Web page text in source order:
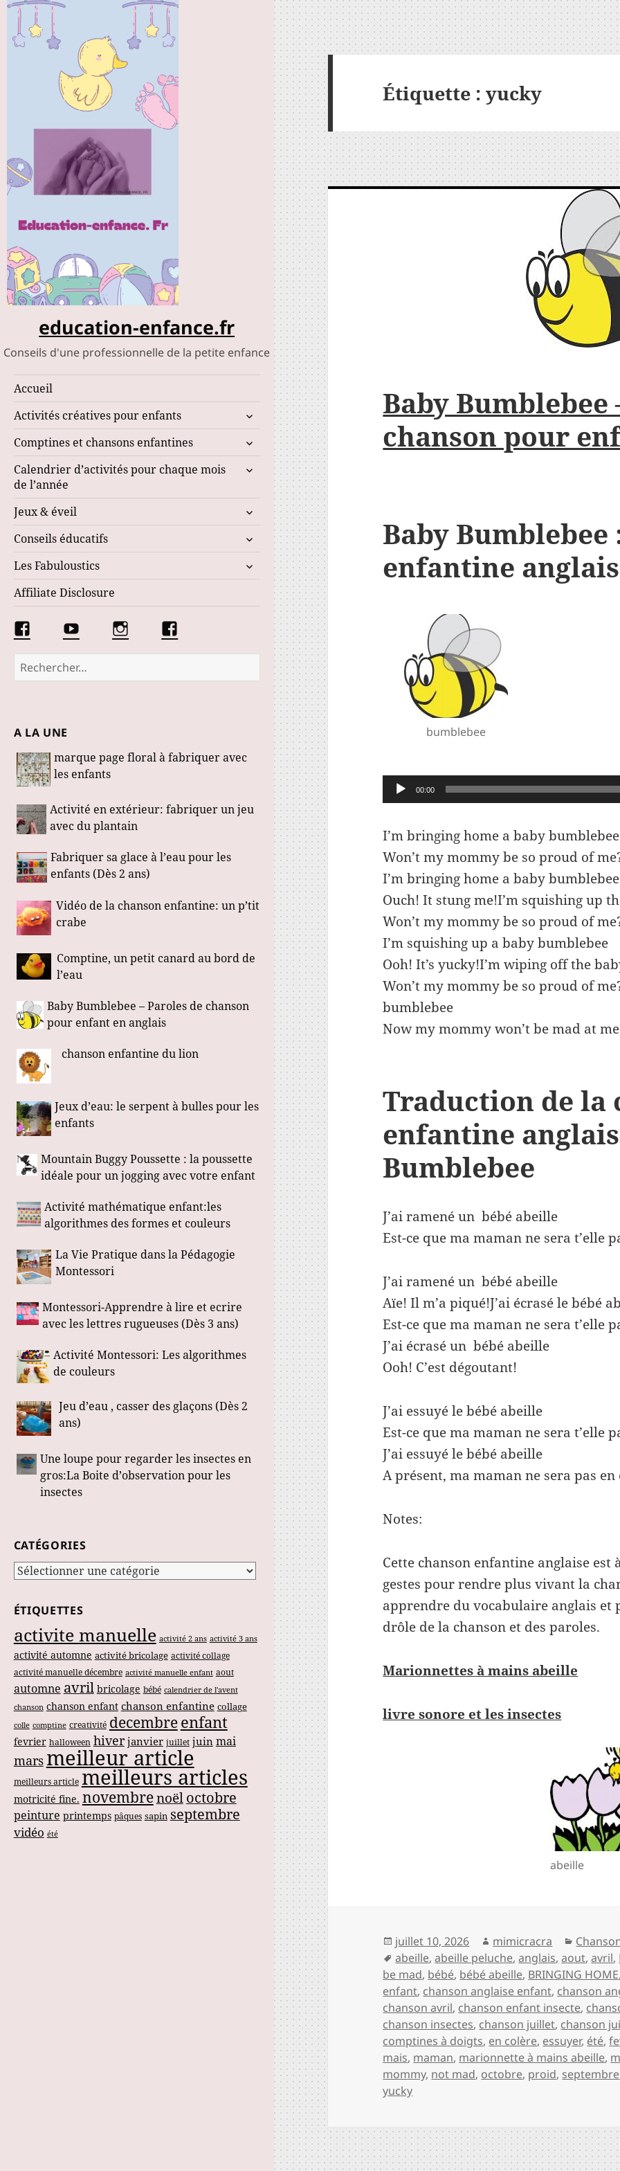
education-enfance.fr
Conseils d'une professionnelle de la petite enfance
Accueil
Activités créatives pour enfants
ouvrir
sous-
Comptines et chansons enfantines
ouvrir
sous-
Calendrier d’activités pour chaque mois
de l’année
ouvrir
menu
Jeux & éveil
ouvrir
sous-
Conseils éducatifs
ouvrir
sous-
Les Fabuloustics
ouvrir
Affiliate Disclosure
Facebook
Les
Fabuloustics
Conseils
d’une
éducatrice
de
Éduquer
les
petits
La
communauté
Marmotille
Rechercher :
A LA UNE
marque page floral à fabriquer avec
les enfants
Activité en extérieur: fabriquer un jeu
avec du plantain
Fabriquer sa glace à l’eau pour les
enfants (Dès 2 ans)
Vidéo de la chanson enfantine: un p’tit
crabe
Comptine, un petit canard au bord de
l’eau
Baby Bumblebee – Paroles de chanson
pour enfant en anglais
chanson enfantine du lion
Jeux d’eau: le serpent à bulles pour les
enfants
Mountain Buggy Poussette : la poussette
idéale pour un jogging avec votre enfant
Activité mathématique enfant:les
algorithmes des formes et couleurs
La Vie Pratique dans la Pédagogie
Montessori
Montessori-Apprendre à lire et ecrire
avec les lettres rugueuses (Dès 3 ans)
Activité Montessori: Les algorithmes
de couleurs
Jeu d’eau , casser des glaçons (Dès 2
ans)
Une loupe pour regarder les insectes en
gros:La Boite d’observation pour les
insectes
CATÉGORIES
Catégories
ÉTIQUETTES
activite manuelle activité 2 ans activité 3 ans
activité automne activité bricolage activité collage
activité manuelle décembre activité manuelle enfant aout
automne avril bricolage bébé calendrier de l'avent
chanson chanson enfant chanson enfantine collage
colle comptine creativité decembreenfant
fevrier halloween hiver janvier juillet juin mai
marsmeilleur article
meilleurs article meilleurs articles
motricité fine. novembrenoëloctobre
peinture printemps pâques sapin septembre
vidéo été
Étiquette :yucky
Baby Bumblebee
chanson pour
Baby Bumblebee
enfantine
bumblebee
Lecteur
audio
00:00
I’m bringing home a baby bumblebee
Won’t my mommy be so proud of
I’m bringing home a baby bumblebee
Ouch! It stung me!I’m squishing up
Won’t my mommy be so proud of
I’m squishing up a baby bumblebee
Ooh! It’s yucky!I’m wiping off the
Won’t my mommy be so proud of
bumblebee
Now my mommy won’t be mad at
Traduction de la
enfantine
Bumblebee
J’ai ramené un bébé abeille
Est-ce que ma maman ne sera t’elle
J’ai ramené un bébé abeille
Aïe! Il m’a piqué!J’ai écrasé le bébé
Est-ce que ma maman ne sera t’elle
J’ai écrasé un bébé abeille
Ooh! C’est dégoutant!
J’ai essuyé le bébé abeille
Est-ce que ma maman ne sera t’elle
J’ai essuyé le bébé abeille
A présent, ma maman ne sera pas
Notes:
Cette chanson enfantine anglaise est
gestes pour rendre plus vivant la
apprendre du vocabulaire anglais et
drôle de la chanson et des paroles.
Marionnettes à mains abeille
livre sonore et les insectes
abeille
Publié
le
juillet 10, 2026 Auteur
mimicracra
Mots-
clés
abeille,abeille peluche,anglais,aout,avril,
be mad, bébé, bébé abeille, BRINGING HOME,
enfant, chanson anglaise enfant, chanson
chanson avril, chanson enfant insecte,
chanson insectes, chanson juillet, chanson
comptines à doigts, en colère, essuyer, été,
mais, maman, marionnette à mains abeille,
mommy, not mad, octobre, proid, septembre
yucky